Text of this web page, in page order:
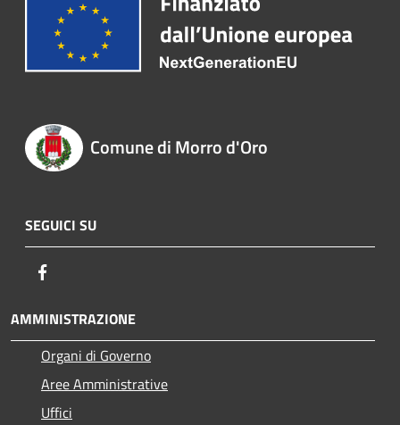
Comune di Morro d'Oro
SEGUICI SU
AMMINISTRAZIONE
Organi di Governo
Aree Amministrative
Uffici